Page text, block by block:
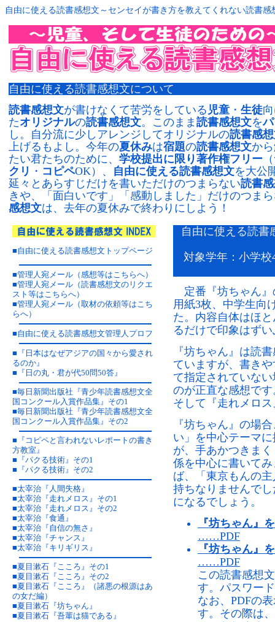
自由に使える読書感想文～センセイが書き方を教えてくれない読書
自由に使える読書感想文について
読書感想文が書けなくて苦労をしている 児童 ・ 生徒
たオリジナルの読書感想文。このまま 読書感想文を
し。自分流に少しアレンジしてオリジナルの読書感
上げるもよし。今年の夏休みは宿題の読書感想文か
たい君たちのために、 学校提出に限り著作権フリー
クリ ・ コピペOK）、 自由に使える読書感想文を大
延々とあらすじだけを書いただけのつまらない読書
きや、「面白いです」「感動しました」だけのつま
感想文は、去年の夏休みで終わりにしよう！
■自由に使える読書感想文トップページ
■管理人宛メール（感想等はこちらへ）
■管理人宛メール（読書感想文のリクエ
スト等はこちらへ）
■管理人宛メール（取材の依頼等はこち
らへ）
■自由に使える読書感想文管理人プロフ
■ 『日本はなぜアジアの国々から愛され
るのか』
■ 『日の丸・君が代50問50答』
■毎日新聞出版社『青少年読書感想文全
国コンクール入賞作品集』その1
■毎日新聞出版社『青少年読書感想文全
国コンクール入賞作品集』その2
■ 『コピペと言われないレポートの書き
方教室』
■ 『パクる技術』その1
■ 『パクる技術』その2
■太宰治『人間失格』
■太宰治『走れメロス』その1
■太宰治『走れメロス』その2
■太宰治『食通』
■太宰治『自信の無さ』
■太宰治『チャンス』
■太宰治『キリギリス』
■夏目漱石『こころ』その1
■夏目漱石『こころ』その2
■夏目漱石『こころ』（諸悪の根源はあ
の女だ編）
■夏目漱石『坊ちゃん』
■夏目漱石『吾輩は猫である』
自由に使える読
対象学年：小学
定番『坊ちゃん』
用紙3枚、中学生向
た。内容自体はほ
るだけで印象はず
『坊ちゃん』は読
ていますが、書き
て指定されていな
のが正直な感想で
そして『走れメロ
『坊ちゃん』の場
い」を中心テーマ
が、手あかつきま
係を中心に書いて
ば、「東京もんの
持ちなりませんで
になるでしょう。
『坊ちゃん』
……PDF
『坊ちゃん』
……PDF
この読書感想
す。パスワー
なお、PDFの
す。その際は